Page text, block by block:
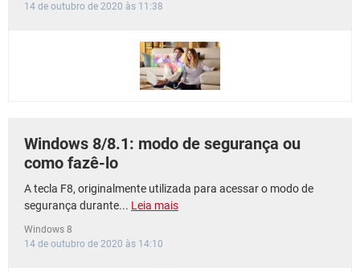
14 de outubro de 2020 às 11:38
Windows 8/8.1: modo de segurança ou
como fazê-lo
A tecla F8, originalmente utilizada para acessar o modo de
segurança durante... Leia mais
Windows 8
14 de outubro de 2020 às 14:10